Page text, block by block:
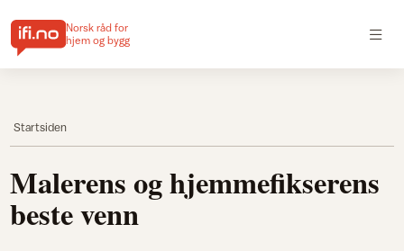
Norsk råd for
hjem og bygg
Startsiden
Malerens og hjemmefikserens
beste venn